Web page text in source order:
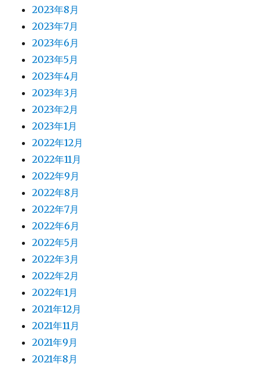
2023年8月
2023年7月
2023年6月
2023年5月
2023年4月
2023年3月
2023年2月
2023年1月
2022年12月
2022年11月
2022年9月
2022年8月
2022年7月
2022年6月
2022年5月
2022年3月
2022年2月
2022年1月
2021年12月
2021年11月
2021年9月
2021年8月